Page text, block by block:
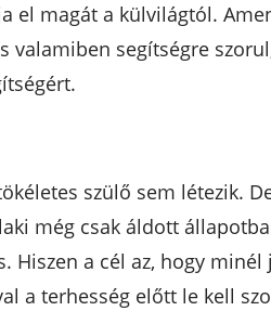
el magát a külvilágtól.
valamiben segítségre
szülő sem létezik.
még csak áldott
Hiszen a cél az, hogy
a terhesség előtt le kell